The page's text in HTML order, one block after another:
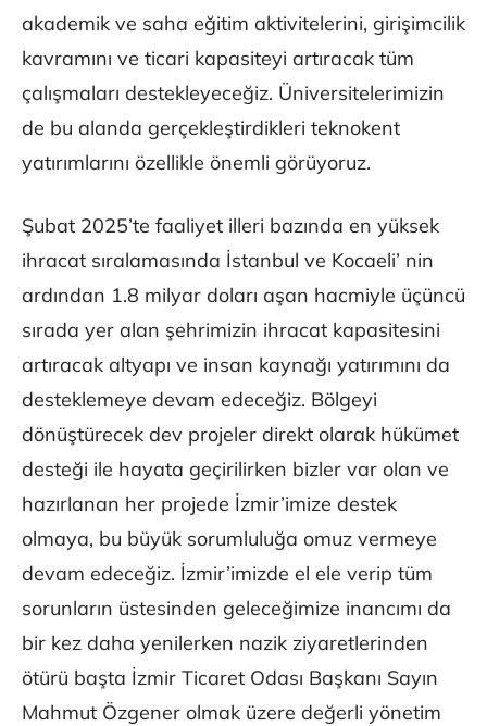
akademik ve saha eğitim aktivitelerini, girişimcilik
kavramını ve ticari kapasiteyi artıracak tüm
çalışmaları destekleyeceğiz. Üniversitelerimizin
de bu alanda gerçekleştirdikleri teknokent
yatırımlarını özellikle önemli görüyoruz.
Şubat 2025’te faaliyet illeri bazında en yüksek
ihracat sıralamasında İstanbul ve Kocaeli’ nin
ardından 1.8 milyar doları aşan hacmiyle üçüncü
sırada yer alan şehrimizin ihracat kapasitesini
artıracak altyapı ve insan kaynağı yatırımını da
desteklemeye devam edeceğiz. Bölgeyi
dönüştürecek dev projeler direkt olarak hükümet
desteği ile hayata geçirilirken bizler var olan ve
hazırlanan her projede İzmir’imize destek
olmaya, bu büyük sorumluluğa omuz vermeye
devam edeceğiz. İzmir’imizde el ele verip tüm
sorunların üstesinden geleceğimize inancımı da
bir kez daha yenilerken nazik ziyaretlerinden
ötürü başta İzmir Ticaret Odası Başkanı Sayın
Mahmut Özgener olmak üzere değerli yönetim